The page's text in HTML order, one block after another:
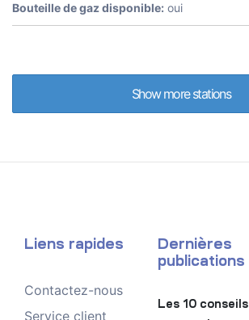
Bouteille de gaz disponible: oui
Show more stations
Liens rapides
Contactez-nous
Service client
Dernières
publications
Les 10 conseils